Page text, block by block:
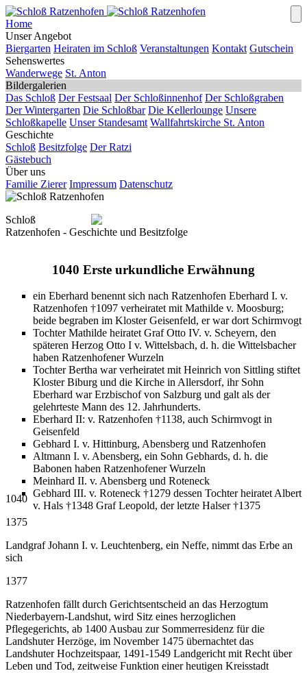
Home
Unser Angebot
Biergarten Heiraten im Schloß Veranstaltungen Kontakt Gutschein
Sehenswertes
Wanderwege St. Anton
Bildergalerien
Das Schloß Der Festsaal Der Schloßinnenhof Der Schloßgraben
Der Wintergarten Die Schloßbar Die Kellerlounge Unsere
Schloßkapelle Unser Standesamt Wallfahrtskirche St. Anton
Geschichte
Schloß Besitzfolge Der Ratzi
Gästebuch
Über uns
Familie Zierer Impressum Datenschutz
Schloß
Ratzenhofen - Geschichte und Besitzfolge
1040 Erste urkundliche Erwähnung
ein Eberhard benennt sich nach Ratzenhofen Eberhard I. v.
Ratzenhofen †1097 verheiratet mit Mathilde v. Moosburg;
beide begraben im Kloster Geisenfeld, er war dort Schirmvogt
Tochter Mathilde heiratet Graf Otto IV. v. Scheyern, den
späteren Herzog Otto I v. Wittelsbach, d. h. die Wittelsbacher
haben Ratzenhofener Wurzeln
Tochter Bertha war verheiratet mit Heinrich von Sittling stiftet
Kloster Biburg und die Kirche in Allersdorf, ihr Sohn
Eberhard war Erzbischof von Salzburg und galt als der
gelehrteste Mann des 12. Jahrhunderts.
Eberhard II: v. Ratzenhofen †1138, auch Schirmvogt in
Geisenfeld
Gebhard I. v. Hittinburg, Abensberg und Ratzenhofen
Altmann I. v. Abensberg, ein Sohn Gebhards, d. h. die
Babonen haben Ratzenhofener Wurzeln
Meinhard II. v. Abensberg und Roteneck
Gebhard III. v. Roteneck †1279 dessen Tochter heiratet Albert
v. Hals †1348 Graf Leopold, der letzte Halser †1375
1040
1375
Landgraf Johann I. v. Leuchtenberg, ein Neffe, nimmt das Erbe an
sich
1377
Ratzenhofen fällt durch Gerichtsentscheid an das Herzogtum
Niederbayern-Landshut, wird Sitz eines herzoglichen
Pflegegerichts, ab 1400 Ausbau zur Sommerresidenz für die
Landshuter Herzöge, im November 1475 übernachtet das
Landshuter Hochzeitspaar, 1491-1549 Landgericht mit Recht über
Leben und Tod, zeitweise Funktion einer heutigen Kreisstadt